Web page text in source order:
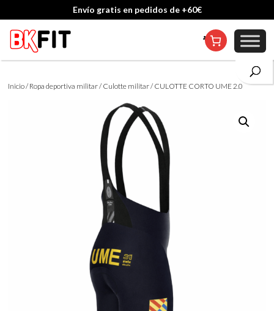
Cambio de talla incluido, excepto en personalizados
Inicio/ Ropa deportiva militar/ Culotte militar/ CULOTTE CORTO UME 2.0